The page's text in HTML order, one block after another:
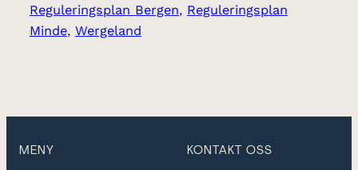
Reguleringsplan Bergen, Reguleringsplan
Minde, Wergeland
MENY KONTAKT OSS